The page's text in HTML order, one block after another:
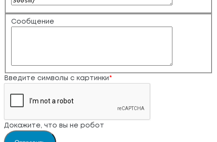
Сообщение
Введите символы с картинки *
Докажите, что вы не робот